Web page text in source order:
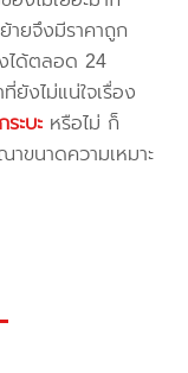
ายจึงมีราคาถูก
ได้ตลอด 24
ยังไม่แน่ใจเรื่อง
ะบะ หรือไม่ ก็
าขนาดความเหมาะ